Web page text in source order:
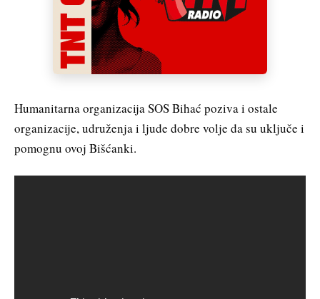
Humanitarna organizacija SOS Bihać poziva i ostale
organizacije, udruženja i ljude dobre volje da su uključe i
pomognu ovoj Bišćanki.